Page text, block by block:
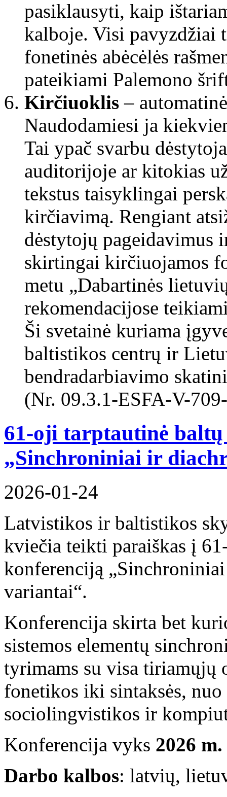
pasiklausyti, kaip
kalboje. Visi pavyzdžiai
fonetinės abėcėlės
pateikiami Palemono
Kirčiuoklis –
Naudodamiesi ja
Tai ypač svarbu
auditorijoje ar kitokias
tekstus taisyklingai
kirčiavimą. Rengiant
dėstytojų pageidavimus
skirtingai kirčiuojamos
metu „Dabartinės
rekomendacijose
Ši svetainė kuriama
baltistikos centrų ir
bendradarbiavimo
(Nr. 09.3.1-ESFA-V-
61-oji tarptautinė
„Sinchroniniai ir
2026-01-24
Latvistikos ir baltistikos
kviečia teikti paraiškas į
konferenciją
variantai“.
Konferencija skirta bet
sistemos elementų
tyrimams su visa tiriamųjų
fonetikos iki sintaksės,
sociolingvistikos ir
Konferencija vyks 2026
Darbo kalbos: latvių,